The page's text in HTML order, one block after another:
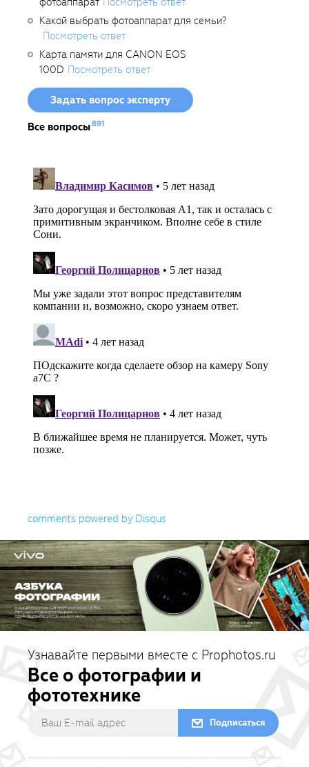
Какой выбрать фотоаппарат для семьи?
Посмотреть ответ
Карта памяти для CANON EOS
100D Посмотреть ответ
Задать вопрос эксперту
Все вопросы891
comments powered by Disqus
Узнавайте первыми вместе с Prophotos.ru
Все о фотографии и
фототехнике
Подписаться